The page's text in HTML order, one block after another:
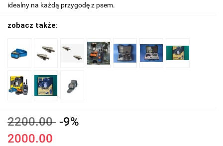
idealny na każdą przygodę z psem.
zobacz także:
2200.00 -9%
2000.00